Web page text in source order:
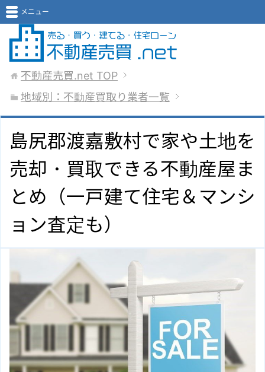
メニュー
不動産売買.net TOP
地域別：不動産買取り業者一覧
島尻郡渡嘉敷村で家や土地を
売却・買取できる不動産屋ま
とめ（一戸建て住宅＆マンシ
ョン査定も）